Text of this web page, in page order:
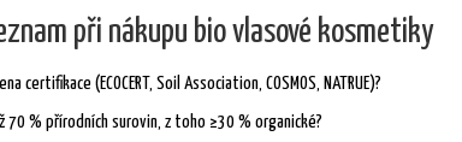
při nákupu bio vlasové kosmetiky
certifikace (ECOCERT, Soil Association, COSMOS, NATRUE)?
70 % přírodních surovin, z toho ≥30 % organické?